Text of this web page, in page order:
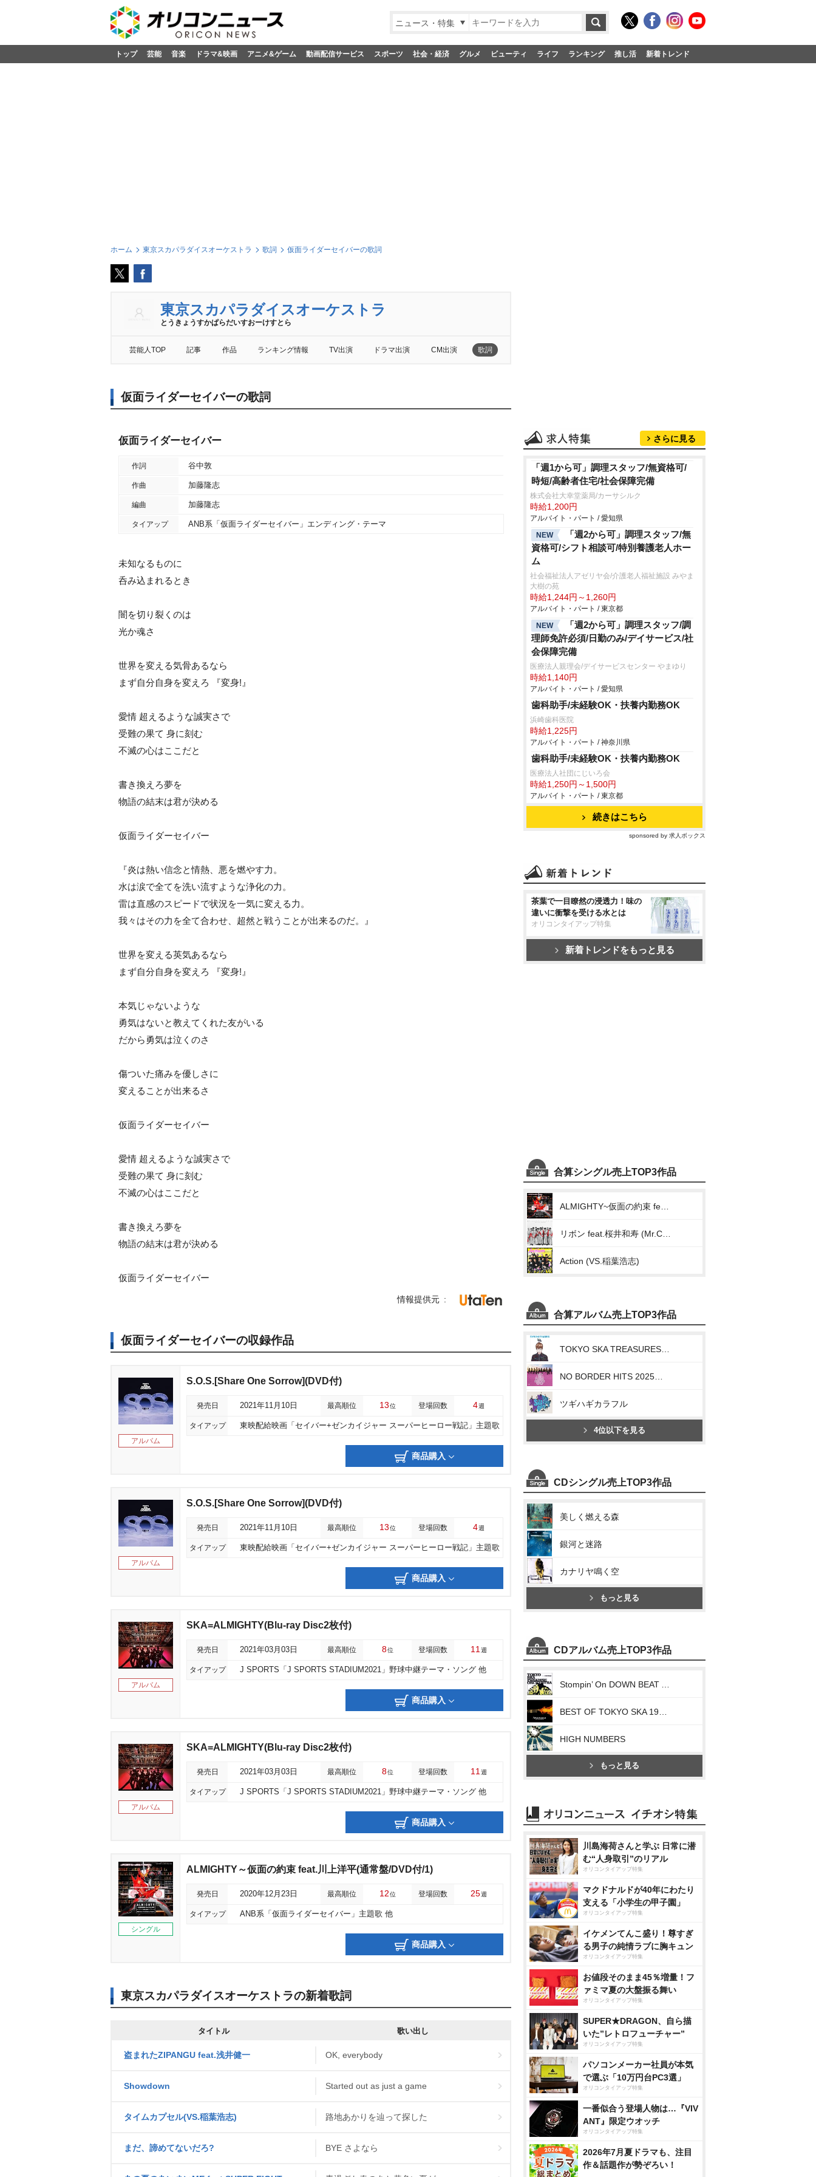
ニュース・特集
トップ 芸能 音楽 ドラマ&映画 アニメ&ゲーム 動画配信サービス スポーツ 社会・経済 グルメ ビューティ ライフ ランキング 推し活 新着トレンド
ホーム 東京スカパラダイスオーケストラ 歌詞 仮面ライダーセイバーの歌詞
東京スカパラダイスオーケストラ
とうきょうすかぱらだいすおーけすとら
芸能人TOP 記事 作品 ランキング情報 TV出演 ドラマ出演 CM出演 歌詞
仮面ライダーセイバーの歌詞
仮面ライダーセイバー
作詞 谷中敦
作曲 加藤隆志
編曲 加藤隆志
タイアップ ANB系「仮面ライダーセイバー」エンディング・テーマ
未知なるものに
呑み込まれるとき
闇を切り裂くのは
光か魂さ
世界を変える気骨あるなら
まず自分自身を変えろ 『変身!』
愛情 超えるような誠実さで
受難の果て 身に刻む
不滅の心はここだと
書き換えろ夢を
物語の結末は君が決める
仮面ライダーセイバー
『炎は熱い信念と情熱、悪を燃やす力。
水は涙で全てを洗い流すような浄化の力。
雷は直感のスピードで状況を一気に変える力。
我々はその力を全て合わせ、超然と戦うことが出来るのだ。』
世界を変える英気あるなら
まず自分自身を変えろ 『変身!』
本気じゃないような
勇気はないと教えてくれた友がいる
だから勇気は泣くのさ
傷ついた痛みを優しさに
変えることが出来るさ
仮面ライダーセイバー
愛情 超えるような誠実さで
受難の果て 身に刻む
不滅の心はここだと
書き換えろ夢を
物語の結末は君が決める
仮面ライダーセイバー
情報提供元
仮面ライダーセイバーの収録作品
アルバム
S.O.S.[Share One Sorrow](DVD付)
発売日 2021年11月10日 最高順位 13位 登場回数 4週
タイアップ 東映配給映画「セイバー+ゼンカイジャー スーパーヒーロー戦記」主題歌
商品購入
アルバム
S.O.S.[Share One Sorrow](DVD付)
発売日 2021年11月10日 最高順位 13位 登場回数 4週
タイアップ 東映配給映画「セイバー+ゼンカイジャー スーパーヒーロー戦記」主題歌
商品購入
アルバム
SKA=ALMIGHTY(Blu-ray Disc2枚付)
発売日 2021年03月03日 最高順位 8位 登場回数 11 週
タイアップ J SPORTS「J SPORTS STADIUM2021」野球中継テーマ・ソング 他
商品購入
アルバム
SKA=ALMIGHTY(Blu-ray Disc2枚付)
発売日 2021年03月03日 最高順位 8位 登場回数 11 週
タイアップ J SPORTS「J SPORTS STADIUM2021」野球中継テーマ・ソング 他
商品購入
シングル
ALMIGHTY～仮面の約束 feat.川上洋平(通常盤/DVD付/1)
発売日 2020年12月23日 最高順位 12位 登場回数 25週
タイアップ ANB系「仮面ライダーセイバー」主題歌 他
商品購入
東京スカパラダイスオーケストラの新着歌詞
タイトル 歌い出し
盗まれたZIPANGU feat.浅井健一 OK, everybody
Showdown Started out as just a game
タイムカプセル(VS.稲葉浩志) 路地あかりを辿って探した
まだ、諦めてないだろ? BYE さよなら
さらに見る
「週1から可」調理スタッフ/無資格可/
時短/高齢者住宅/社会保障完備
株式会社大幸堂薬局/カーサシルク
時給1,200円
アルバイト・パート / 愛知県
NEW
「週2から可」調理スタッフ/無
資格可/シフト相談可/特別養護老人ホー
ム
社会福祉法人アゼリヤ会/介護老人福祉施設 みやま
大樹の苑
時給1,244円～1,260円
アルバイト・パート / 東京都
NEW
「週2から可」調理スタッフ/調
理師免許必須/日勤のみ/デイサービス/社
会保障完備
医療法人親理会/デイサービスセンター やまゆり
時給1,140円
アルバイト・パート / 愛知県
歯科助手/未経験OK・扶養内勤務OK
浜崎歯科医院
時給1,225円
アルバイト・パート / 神奈川県
歯科助手/未経験OK・扶養内勤務OK
医療法人社団にじいろ会
時給1,250円～1,500円
アルバイト・パート / 東京都
続きはこちら
sponsored by 求人ボックス
茶葉で一目瞭然の浸透力！味の
違いに衝撃を受ける水とは
オリコンタイアップ特集
新着トレンドをもっと見る
合算シングル売上TOP3作品
Action (VS.稲葉浩志)
合算アルバム売上TOP3作品
ツギハギカラフル
4位以下を見る
CDシングル売上TOP3作品
美しく燃える森
銀河と迷路
カナリヤ鳴く空
もっと見る
CDアルバム売上TOP3作品
HIGH NUMBERS
もっと見る
川島海荷さんと学ぶ 日常に潜
む“人身取引”のリアル
オリコンタイアップ特集
マクドナルドが40年にわたり
支える「小学生の甲子園」
オリコンタイアップ特集
イケメンてんこ盛り！尊すぎ
る男子の純情ラブに胸キュン
オリコンタイアップ特集
お値段そのまま45％増量！フ
ァミマ夏の大盤振る舞い
オリコンタイアップ特集
SUPER★DRAGON、自ら描
いた”レトロフューチャー”
オリコンタイアップ特集
パソコンメーカー社員が本気
で選ぶ「10万円台PC3選」
オリコンタイアップ特集
一番似合う登場人物は…『VIV
ANT』限定ウオッチ
オリコンタイアップ特集
2026年7月夏ドラマも、注目
作＆話題作が勢ぞろい！